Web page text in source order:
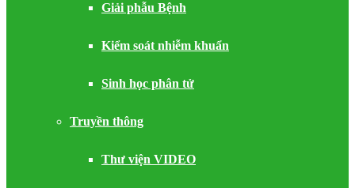
Giải phẫu Bệnh
Kiểm soát nhiễm khuẩn
Sinh học phân tử
Truyền thông
Thư viện VIDEO